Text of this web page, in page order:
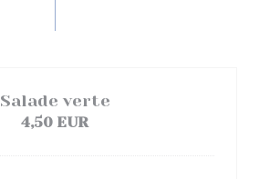
Salade verte
4,50 EUR